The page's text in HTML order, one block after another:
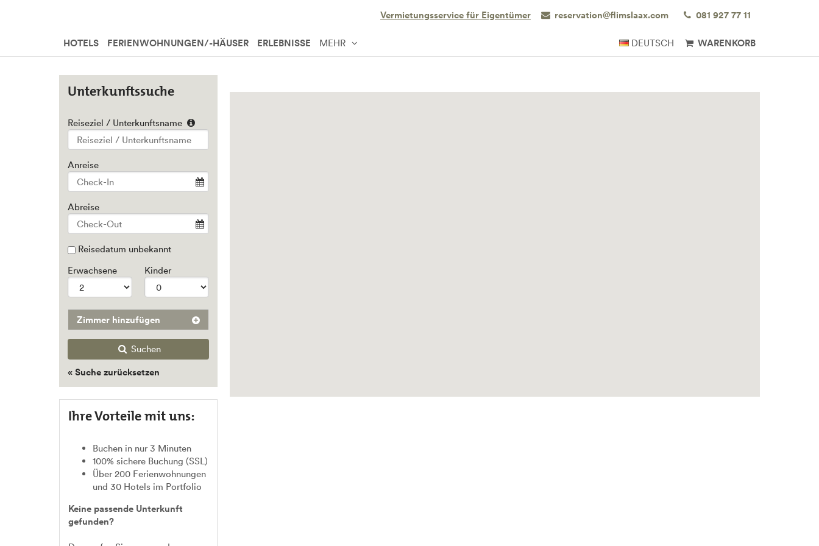
Vermietungsservice für Eigentümer reservation@flimslaax.com 081 927 77 11
DEUTSCH WARENKORB
HOTELS FERIENWOHNUNGEN/-HÄUSER ERLEBNISSE MEHR
Unterkunftssuche
Reiseziel / Unterkunftsname
Anreise
Abreise
Reisedatum unbekannt
Erwachsene
Kinder
Zimmer hinzufügen
Suchen
« Suche zurücksetzen
Ihre Vorteile mit uns:
Buchen in nur 3 Minuten
100% sichere Buchung (SSL)
Über 200 Ferienwohnungen
und 30 Hotels im Portfolio
Keine passende Unterkunft
gefunden?